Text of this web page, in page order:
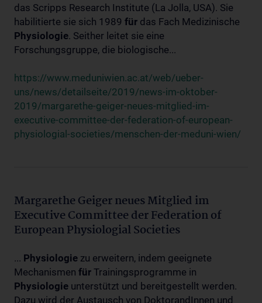
das Scripps Research Institute (La Jolla, USA). Sie
habilitierte sie sich 1989 für das Fach Medizinische
Physiologie. Seither leitet sie eine
Forschungsgruppe, die biologische...
https://www.meduniwien.ac.at/web/ueber-
uns/news/detailseite/2019/news-im-oktober-
2019/margarethe-geiger-neues-mitglied-im-
executive-committee-der-federation-of-european-
physiologial-societies/menschen-der-meduni-wien/
Margarethe Geiger neues Mitglied im
Executive Committee der Federation of
European Physiologial Societies
... Physiologie zu erweitern, indem geeignete
Mechanismen für Trainingsprogramme in
Physiologie unterstützt und bereitgestellt werden.
Dazu wird der Austausch von DoktorandInnen und